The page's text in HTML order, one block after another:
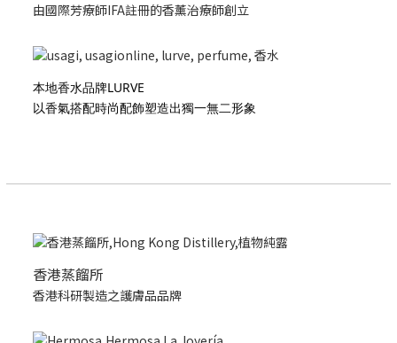
由國際芳療師IFA註冊的香薰治療師創立
本地香水品牌LURVE
以香氣搭配時尚配飾塑造出獨一無二形象
香港蒸餾所
香港科研製造之護膚品品牌